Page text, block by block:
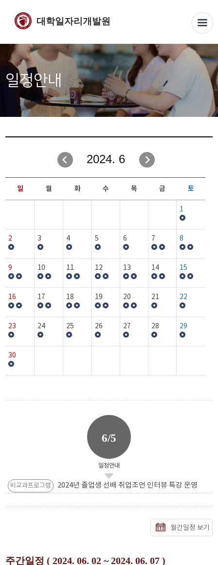
대학일자리개발원
일정안내
2024. 6
일 월 화 수 목 금 토
1
2 3 4 5 6 7 8
9 10 11 12 13 14 15
16 17 18 19 20 21 22
23 24 25 26 27 28 29
30
6/5
일정안내
비교과프로그램 2024년 졸업생 선배 취업조언 인터뷰 특강 운영
월간일정 보기
주간일정 ( 2024. 06. 02 ~ 2024. 06. 07 )